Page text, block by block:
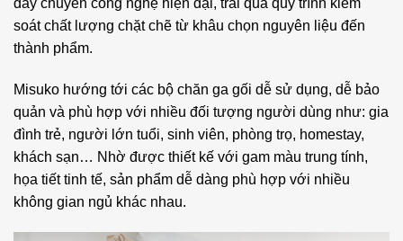
dây chuyền công nghệ hiện đại, trải qua quy trình kiểm
soát chất lượng chặt chẽ từ khâu chọn nguyên liệu đến
thành phẩm.
Misuko hướng tới các bộ chăn ga gối dễ sử dụng, dễ bảo
quản và phù hợp với nhiều đối tượng người dùng như: gia
đình trẻ, người lớn tuổi, sinh viên, phòng trọ, homestay,
khách sạn… Nhờ được thiết kế với gam màu trung tính,
họa tiết tinh tế, sản phẩm dễ dàng phù hợp với nhiều
không gian ngủ khác nhau.